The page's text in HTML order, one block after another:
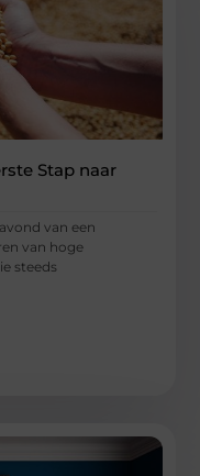
Stap naar
van een
van hoge
steeds